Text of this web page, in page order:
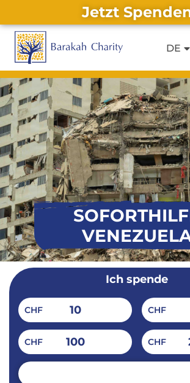
Jetzt
Alternative:
DE
EN
IT
FR
Ich spende
10
CHF CHF
100
CHF CHF